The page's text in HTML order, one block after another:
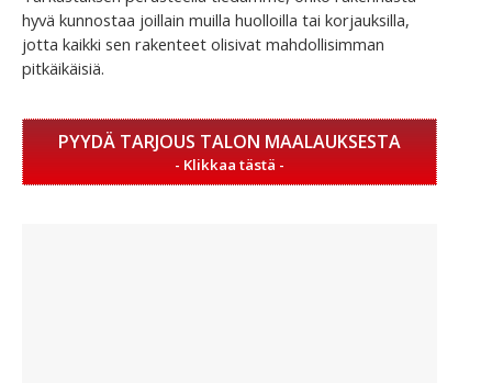
hyvä kunnostaa joillain muilla huolloilla tai korjauksilla,
jotta kaikki sen rakenteet olisivat mahdollisimman
pitkäikäisiä.
PYYDÄ TARJOUS TALON MAALAUKSESTA